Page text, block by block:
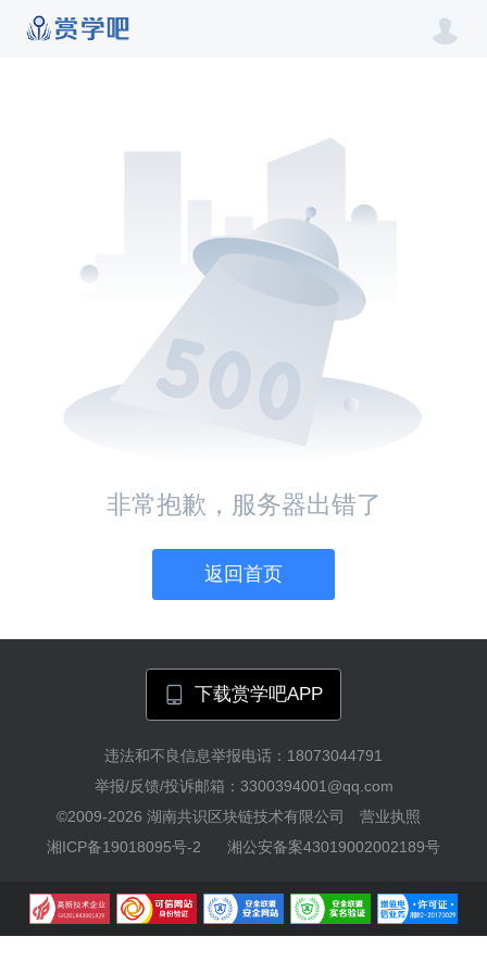
非常抱歉，服务器出错了
返回首页
下载赏学吧APP
违法和不良信息举报电话：18073044791
举报/反馈/投诉邮箱：3300394001@qq.com
©2009-2026 湖南共识区块链技术有限公司
营业执照
湘ICP备19018095号-2
湘公安备案43019002002189号